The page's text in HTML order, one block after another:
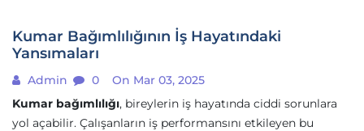
Kumar Bağımlılığının İş Hayatındaki
Yansımaları
Admin 0
On Mar 03, 2025
Kumar bağımlılığı, bireylerin iş hayatında ciddi sorunlara
yol açabilir. Çalışanların iş performansını etkileyen bu